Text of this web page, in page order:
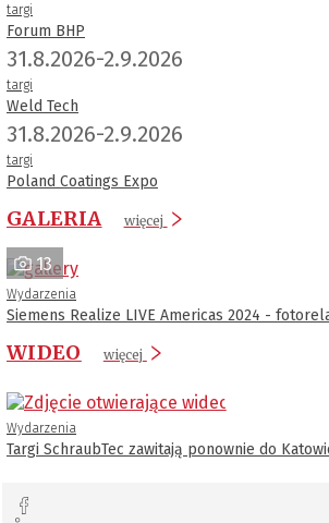
targi
Forum BHP
31.8.2026-2.9.2026
targi
Weld Tech
31.8.2026-2.9.2026
targi
Poland Coatings Expo
GALERIA więcej
13
Wydarzenia
Siemens Realize LIVE Americas 2024 -
WIDEO więcej
Wydarzenia
Targi SchraubTec zawitają ponownie do